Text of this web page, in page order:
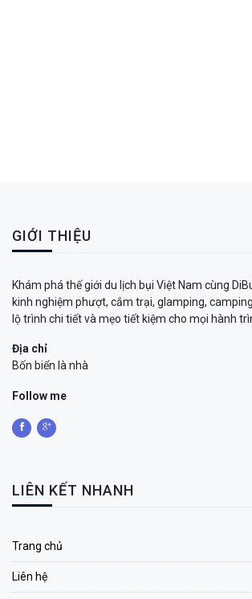
GIỚI THIỆU
Khám phá thế giới du lịch bụi Việt Nam cùng
kinh nghiệm phượt, cắm trại, glamping,
lộ trình chi tiết và mẹo tiết kiệm cho mọi hành
Địa chỉ
Bốn biển là nhà
Follow me
LIÊN KẾT NHANH
Trang chủ
Liên hệ